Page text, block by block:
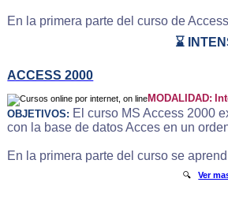
En la primera parte del curso de
⌛
ACCESS 2000
MODALIDAD:
OBJETIVOS: El curso MS Access 2000
con la base de datos Acces en un
En la primera parte del curso se
🔍Ver